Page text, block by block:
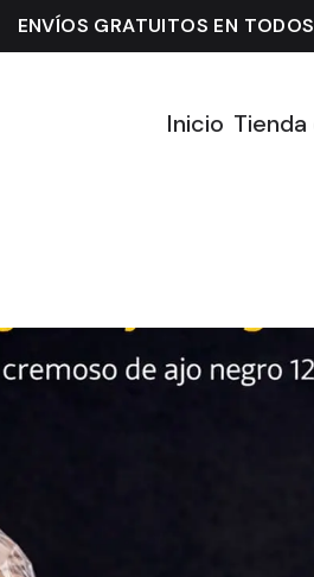
ENVÍOS GRATUITOS EN
Inicio Tienda